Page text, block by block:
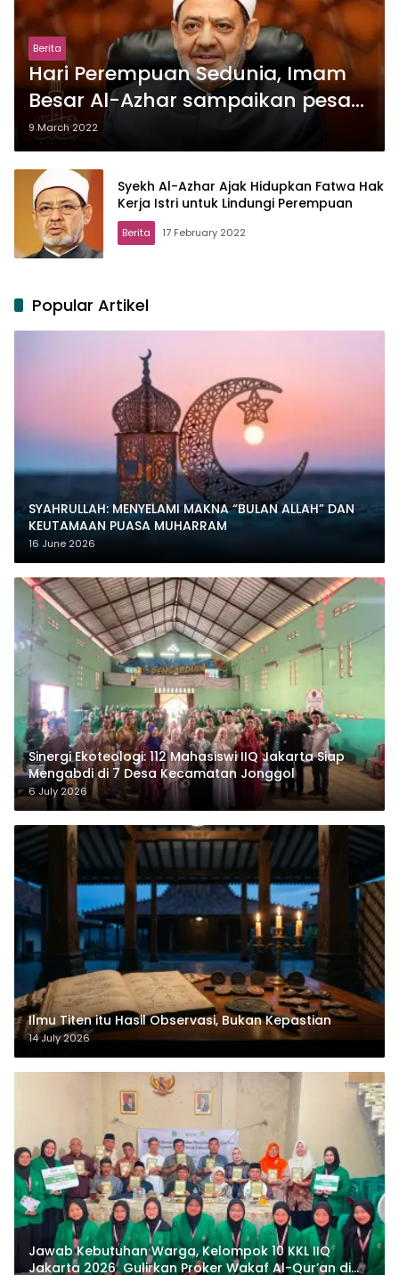
Berita
Hari Perempuan Sedunia, Imam
Besar Al-Azhar sampaikan pesan
penting
9 March 2022
Syekh Al-Azhar Ajak Hidupkan Fatwa Hak
Kerja Istri untuk Lindungi Perempuan
Berita 17 February 2022
Popular Artikel
SYAHRULLAH: MENYELAMI MAKNA “BULAN ALLAH” DAN
KEUTAMAAN PUASA MUHARRAM
16 June 2026
‎Sinergi Ekoteologi: 112 Mahasiswi IIQ Jakarta Siap
Mengabdi di 7 Desa Kecamatan Jonggol
6 July 2026
Ilmu Titen itu Hasil Observasi, Bukan Kepastian
14 July 2026
Jawab Kebutuhan Warga, Kelompok 10 KKL IIQ
Jakarta 2026 Gulirkan Proker Wakaf Al-Qur’an di